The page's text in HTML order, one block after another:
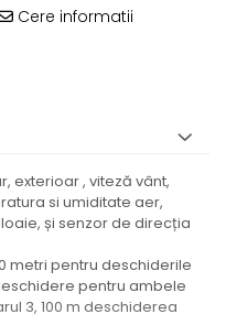
Cere informatii
exterioar , viteză vânt,
si umiditate aer,
și senzor de direcția
metri pentru deschiderile
pentru ambele
3, 100 m deschiderea